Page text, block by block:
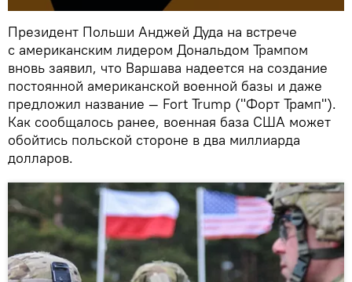
Президент Польши Анджей Дуда на встрече
с американским лидером Дональдом Трампом
вновь заявил, что Варшава надеется на создание
постоянной американской военной базы и даже
предложил название — Fort Trump ("Форт Трамп").
Как сообщалось ранее, военная база США может
обойтись польской стороне в два миллиарда
долларов.